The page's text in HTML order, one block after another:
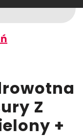
Z
+